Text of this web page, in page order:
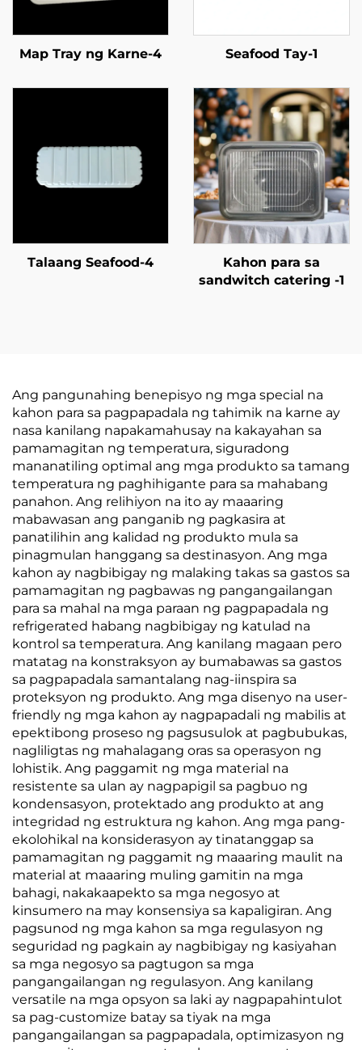
Map Tray ng Karne-4 Seafood Tay-1
Talaang Seafood-4
Kahon para sa
sandwitch catering -1
Ang pangunahing benepisyo ng mga special na
kahon para sa pagpapadala ng tahimik na karne ay
nasa kanilang napakamahusay na kakayahan sa
pamamagitan ng temperatura, siguradong
mananatiling optimal ang mga produkto sa tamang
temperatura ng paghihigante para sa mahabang
panahon. Ang relihiyon na ito ay maaaring
mabawasan ang panganib ng pagkasira at
panatilihin ang kalidad ng produkto mula sa
pinagmulan hanggang sa destinasyon. Ang mga
kahon ay nagbibigay ng malaking takas sa gastos sa
pamamagitan ng pagbawas ng pangangailangan
para sa mahal na mga paraan ng pagpapadala ng
refrigerated habang nagbibigay ng katulad na
kontrol sa temperatura. Ang kanilang magaan pero
matatag na konstraksyon ay bumabawas sa gastos
sa pagpapadala samantalang nag-iinspira sa
proteksyon ng produkto. Ang mga disenyo na user-
friendly ng mga kahon ay nagpapadali ng mabilis at
epektibong proseso ng pagsusulok at pagbubukas,
nagliligtas ng mahalagang oras sa operasyon ng
lohistik. Ang paggamit ng mga material na
resistente sa ulan ay nagpapigil sa pagbuo ng
kondensasyon, protektado ang produkto at ang
integridad ng estruktura ng kahon. Ang mga pang-
ekolohikal na konsiderasyon ay tinatanggap sa
pamamagitan ng paggamit ng maaaring maulit na
material at maaaring muling gamitin na mga
bahagi, nakakaapekto sa mga negosyo at
kinsumero na may konsensiya sa kapaligiran. Ang
pagsunod ng mga kahon sa mga regulasyon ng
seguridad ng pagkain ay nagbibigay ng kasiyahan
sa mga negosyo sa pagtugon sa mga
pangangailangan ng regulasyon. Ang kanilang
versatile na mga opsyon sa laki ay nagpapahintulot
sa pag-customize batay sa tiyak na mga
pangangailangan sa pagpapadala, optimizasyon ng